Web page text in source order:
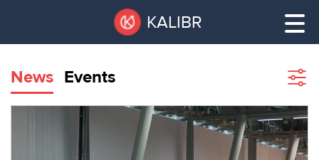
all
to
VACANT AREAS
KALIBR
News Events